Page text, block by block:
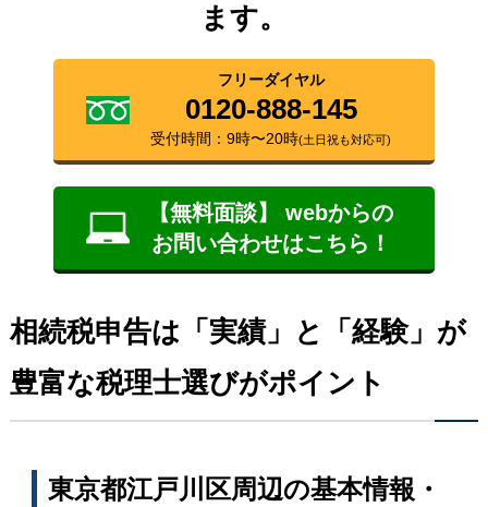
ます。
フリーダイヤル
0120-888-145
受付時間：9時〜20時(土日祝も対応可)
【無料面談】 webからの
お問い合わせはこちら！
相続税申告は「実績」と「経験」が
豊富な税理士選びがポイント
東京都江戸川区周辺の基本情報・